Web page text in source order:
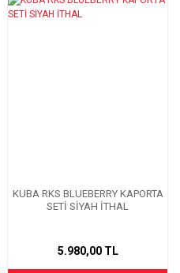
KUBA RKS BLUEBERRY KAPORTA
SETİ SİYAH İTHAL
5.980,00 TL